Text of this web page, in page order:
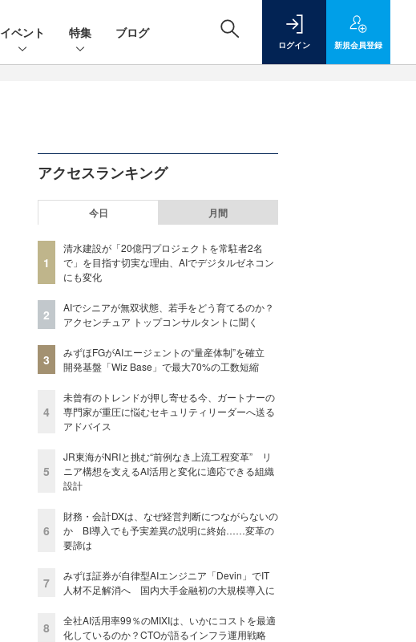
イベント 特集 ブログ
ログイン 新規会員登録
アクセスランキング
今日 月間
1
清水建設が「20億円プロジェクトを常駐者2名
で」を目指す切実な理由、AIでデジタルゼネコン
にも変化
2
AIでシニアが無双状態、若手をどう育てるのか？
アクセンチュア トップコンサルタントに聞く
3
みずほFGがAIエージェントの“量産体制”を確立
開発基盤「Wiz Base」で最大70%の工数短縮
4
未曾有のトレンドが押し寄せる今、ガートナーの
専門家が重圧に悩むセキュリティリーダーへ送る
アドバイス
5
JR東海がNRIと挑む“前例なき上流工程変革” リ
ニア構想を支えるAI活用と変化に適応できる組織
設計
6
財務・会計DXは、なぜ経営判断につながらないの
か BI導入でも予実差異の説明に終始……変革の
要諦は
7
みずほ証券が自律型AIエンジニア「Devin」でIT
人材不足解消へ 国内大手金融初の大規模導入に
8
全社AI活用率99％のMIXIは、いかにコストを最適
化しているのか？CTOが語るインフラ運用戦略